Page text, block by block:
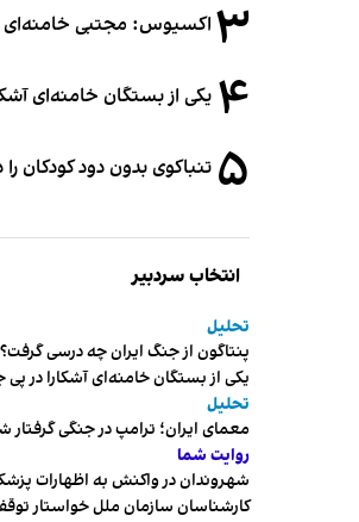
۳ اکسیوس: مجتبی خامنه‌ای
۴ یکی از بستگان خامنه‌ای
۵ تنباکوی بدون دود کودکان
انتخاب سردبیر
تحلیل
پنتاگون از جنگ ایران چه درسی گرفت؟
یکی از بستگان خامنه‌ای آشکارا در
تحلیل
معمای ایران؛ ترامپ در جنگی
روایت شما
شهروندان در واکنش به اظهارات
کارشناسان سازمان ملل خواستار